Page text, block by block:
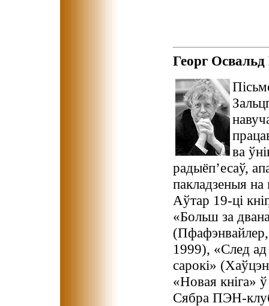
Георг
ва
радыёп’есаў,
пакладзеныя
Аўтар 19-ці
«Больш за
1999), «След
сарокі»
«Новая кніга»
Сябра ПЭН-